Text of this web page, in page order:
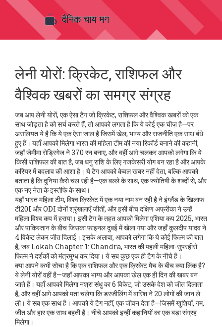
लेनी योरों: क्रिकेट, राशिफल और
वैश्विक खबरों का समग्र संग्रह
जब आपलेनी योरों, एक ऐसा टैग जो क्रिकेट, राशिफल और वैश्विक खबरों को एक
साथ जोड़ता हैको सर्च करते हैं, तो आपको लगता है कि ये कोई एक चीज़ है—पर
असलियत ये है कि ये एक ऐसा जाल है जिसमें खेल, भाग्य और राजनीति एक साथ बंधे
हुए हैं। यहाँ आपको मिलेगा भारत की महिला टीम की नया रिकॉर्ड बनाने की कहानी,
जहाँ जेमीमा रोड्रिगेज ने 370 रन बनाए, और वहीं आगे चलकर आपको लगेगा कि ये
किसी राशिफल की बात है, जब धनु राशि के लिए गजकेसरी योग बन रहा है और आपके
करियर में बदलाव की आशा है। ये टैग आपको केवल खबर नहीं देता, बल्कि आपको
बताता है कि दुनिया कैसे चल रही है—एक बल्ले के साथ, एक ज्योतिषी के शब्दों से, और
एक नए नेता के इस्तीफे के साथ।
यहाँभारत महिला टीम, विश्व क्रिकेट में एक नया नाम बन रही हैने इंग्लैंड के खिलाफ
टी20I और ODI दोनों श्रृंखलाएँ जीतीं, और इसी बीच दक्षिण अफ्रीका ने उन्हें
महिला विश्व कप में हराया। इसी टैग के तहत आपको मिलेगाएशिया कप 2025, भारत
और पाकिस्तान के बीच जिसका फाइनल दुबई में खेला गयाऔर जहाँ कुलदीप यादव ने
4 विकेट लेकर जीत दिलाई। इसके अलावा, आपको लगेगा कि ये कोई फिल्म की बात
है, जब Lokah Chapter 1: Chandra, भारत की पहली महिला-सुपरहीरो
फिल्मने दर्शकों को मंत्रमुग्ध कर दिया। ये सब कुछ एक ही टैग के नीचे है।
क्या आपने कभी सोचा है कि एक राशिफल और एक क्रिकेट मैच के बीच क्या लिंक है?
ये लेनी योरों वहीं है—जहाँ आपका भाग्य और आपका खेल एक ही दिन की खबर बन
जाते हैं। यहाँ आपको मिलेगा नश्रा संधु का 6 विकेट, जो उसके देश को जीत दिलाता
है, और वहीं आगे आपको पता चलेगा कि डरजीलिंग में बारिश ने 20 लोगों की जान ले
ली। ये सब एक साथ है। आपको ये टैग नहीं, एक जीवन देता है—जिसमें खुशियाँ, गम,
जीत और हार एक साथ बहती हैं। नीचे आपको इन्हीं कहानियों का एक बड़ा संग्रह
मिलेगा।